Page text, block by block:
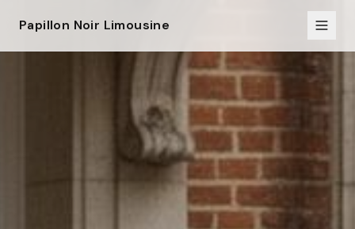
Papillon Noir Limousine